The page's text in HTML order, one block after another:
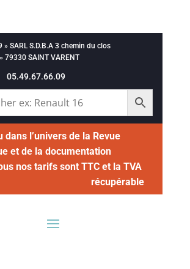
» SARL S.D.B.A 3 chemin du clos
79330 SAINT VARENT
05.49.67.66.09
dans l’univers de la Revue
et de la documentation
nos tarifs sont TTC et la TVA
récupérable